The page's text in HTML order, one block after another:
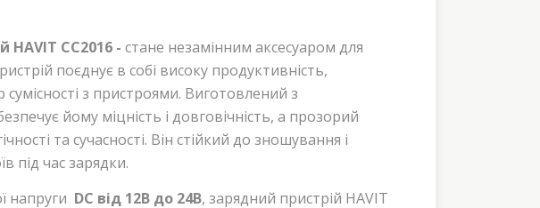
CC2016 - стане незамінним аксесуаром для
поєднує в собі високу продуктивність,
з пристроями. Виготовлений з
йому міцність і довговічність, а прозорий
та сучасності. Він стійкий до зношування і
під час зарядки.
напруги DC від 12В до 24В, зарядний пристрій HAVIT